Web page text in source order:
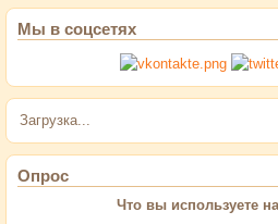
Мы в соцсетях
Загрузка...
Опрос
Что вы используете